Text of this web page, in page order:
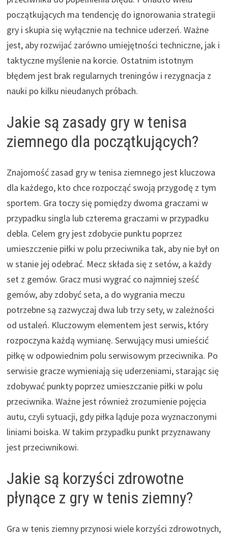
początkujących ma tendencję do ignorowania strategii
gry i skupia się wyłącznie na technice uderzeń. Ważne
jest, aby rozwijać zarówno umiejętności techniczne, jak i
taktyczne myślenie na korcie. Ostatnim istotnym
błędem jest brak regularnych treningów i rezygnacja z
nauki po kilku nieudanych próbach.
Jakie są zasady gry w tenisa
ziemnego dla początkujących?
Znajomość zasad gry w tenisa ziemnego jest kluczowa
dla każdego, kto chce rozpocząć swoją przygodę z tym
sportem. Gra toczy się pomiędzy dwoma graczami w
przypadku singla lub czterema graczami w przypadku
debla. Celem gry jest zdobycie punktu poprzez
umieszczenie piłki w polu przeciwnika tak, aby nie był on
w stanie jej odebrać. Mecz składa się z setów, a każdy
set z gemów. Gracz musi wygrać co najmniej sześć
gemów, aby zdobyć seta, a do wygrania meczu
potrzebne są zazwyczaj dwa lub trzy sety, w zależności
od ustaleń. Kluczowym elementem jest serwis, który
rozpoczyna każdą wymianę. Serwujący musi umieścić
piłkę w odpowiednim polu serwisowym przeciwnika. Po
serwisie gracze wymieniają się uderzeniami, starając się
zdobywać punkty poprzez umieszczanie piłki w polu
przeciwnika. Ważne jest również zrozumienie pojęcia
autu, czyli sytuacji, gdy piłka ląduje poza wyznaczonymi
liniami boiska. W takim przypadku punkt przyznawany
jest przeciwnikowi.
Jakie są korzyści zdrowotne
płynące z gry w tenis ziemny?
Gra w tenis ziemny przynosi wiele korzyści zdrowotnych,